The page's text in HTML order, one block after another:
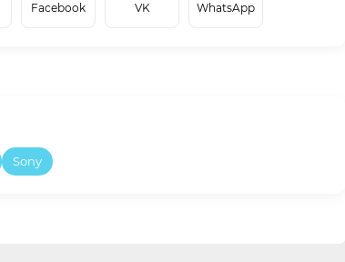
Facebook VK WhatsApp
Sony